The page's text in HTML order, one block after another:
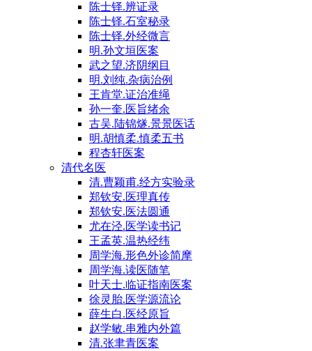
陈士铎.辨证录
陈士铎.石室秘录
陈士铎.外经微言
明.孙文垣医案
武之望.济阴纲目
明.刘纯.杂病治例
王肯堂.证治准绳
孙一奎.医旨绪余
古吴.陆锦燧.景景医话
明.胡慎柔.慎柔五书
程杏轩医案
清代名医
清.曹颖甫.经方实验录
郑钦安.医理真传
郑钦安.医法圆通
尤在泾.医学读书记
王孟英.温热经纬
周学海.形色外诊简摩
周学海.读医随笔
叶天士.临证指南医案
徐灵胎.医学源流论
薛生白.医经原旨
赵学敏.串雅内外篇
清.张聿青医案